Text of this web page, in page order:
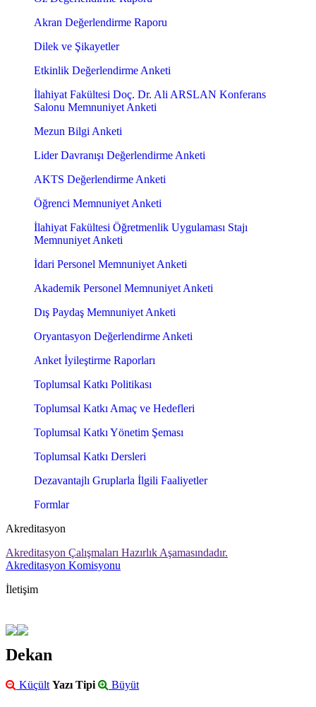
Akran Değerlendirme Raporu
Dilek ve Şikayetler
Etkinlik Değerlendirme Anketi
İlahiyat Fakültesi Doç. Dr. Ali ARSLAN Konferans
Salonu Memnuniyet Anketi
Mezun Bilgi Anketi
Lider Davranışı Değerlendirme Anketi
AKTS Değerlendirme Anketi
Öğrenci Memnuniyet Anketi
İlahiyat Fakültesi Öğretmenlik Uygulaması Stajı
Memnuniyet Anketi
İdari Personel Memnuniyet Anketi
Akademik Personel Memnuniyet Anketi
Dış Paydaş Memnuniyet Anketi
Oryantasyon Değerlendirme Anketi
Anket İyileştirme Raporları
Toplumsal Katkı Politikası
Toplumsal Katkı Amaç ve Hedefleri
Toplumsal Katkı Yönetim Şeması
Toplumsal Katkı Dersleri
Dezavantajlı Gruplarla İlgili Faaliyetler
Formlar
Akreditasyon
Akreditasyon Çalışmaları Hazırlık Aşamasındadır.
Akreditasyon Komisyonu
İletişim
Dekan
Küçült Yazı Tipi Büyüt